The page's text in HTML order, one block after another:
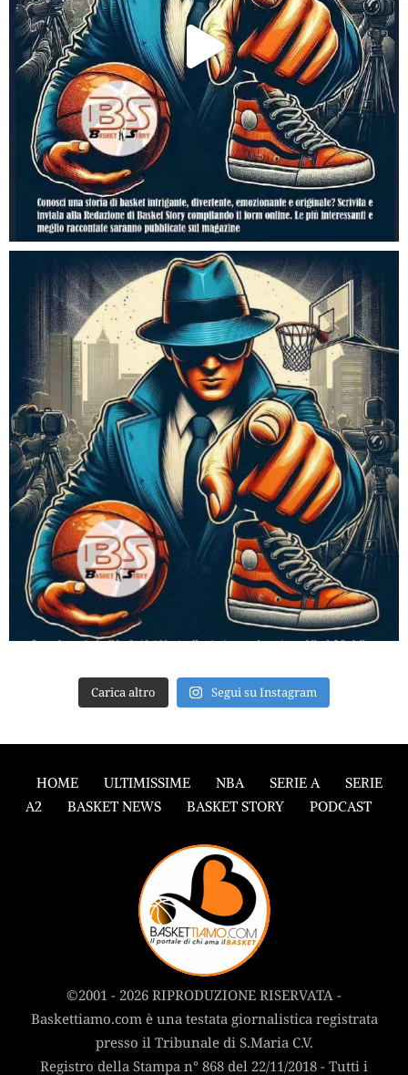
Carica altro Segui su Instagram
HOME ULTIMISSIME NBA SERIE A
SERIE
A2
BASKET NEWS BASKET STORY PODCAST
©2001 - 2026 RIPRODUZIONE RISERVATA -
Baskettiamo.com è una testata giornalistica registrata
presso il Tribunale di S.Maria C.V.
Registro della Stampa n° 868 del 22/11/2018 - Tutti i